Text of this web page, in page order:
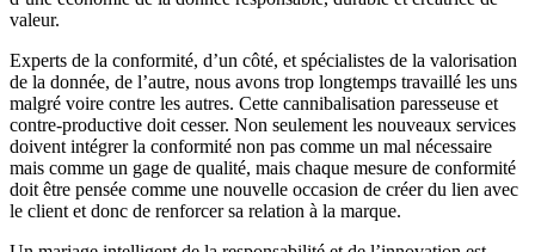
valeur.
Experts de la conformité, d’un côté, et spécialistes de la valorisation
de la donnée, de l’autre, nous avons trop longtemps travaillé les uns
malgré voire contre les autres. Cette cannibalisation paresseuse et
contre-productive doit cesser. Non seulement les nouveaux services
doivent intégrer la conformité non pas comme un mal nécessaire
mais comme un gage de qualité, mais chaque mesure de conformité
doit être pensée comme une nouvelle occasion de créer du lien avec
le client et donc de renforcer sa relation à la marque.